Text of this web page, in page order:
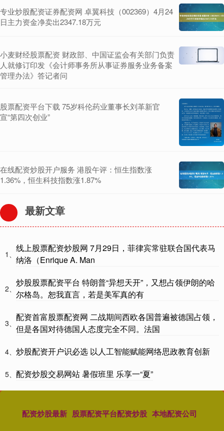
专业炒股配资证券配资网 卓翼科技（002369）4月24
日主力资金净卖出2347.18万元
小麦财经股票配资 财政部、中国证监会有关部门负责
人就修订印发《会计师事务所从事证券服务业务备案
管理办法》答记者问
股票配资平台下载 75岁科伦药业董事长刘革新官
宣“第四次创业”
在线配资炒股开户服务 港股午评：恒生指数涨
1.36%，恒生科技指数涨1.87%
最新文章
1、
线上股票配资炒股网 7月29日，菲律宾常驻联合国代表马
纳洛（Enrique A. Man
2、
炒股股票配资平台 特朗普“异想天开”，又想占领伊朗的哈
尔格岛。恕我直言，若是美军真的有
3、
配资首富股票配资网 二战期间西欧各国普遍被德国占领，
但是各国对待德国人态度完全不同。法国
4、 炒股配资开户识必选 以人工智能赋能网络思政教育创新
5、 配资炒股交易网站 暑假班里 乐享一“夏”
配资炒股最新 股票配资平台配资炒股 本地配资公司